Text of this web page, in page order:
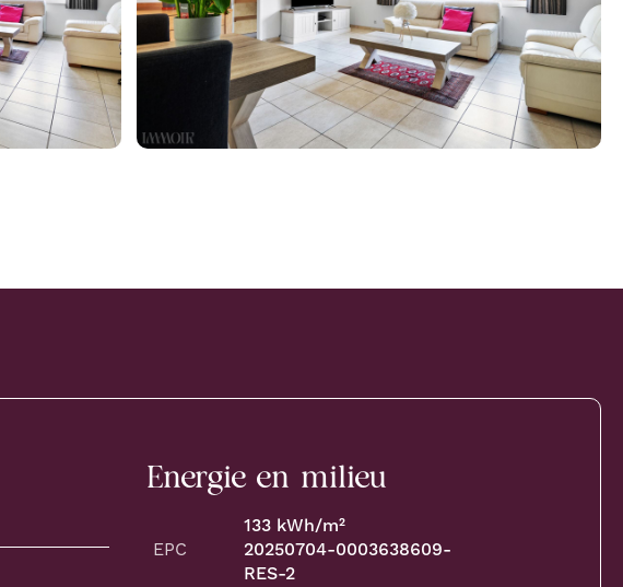
Energie en milieu
EPC
133kWh/m²
20250704-0003638609-
RES-2